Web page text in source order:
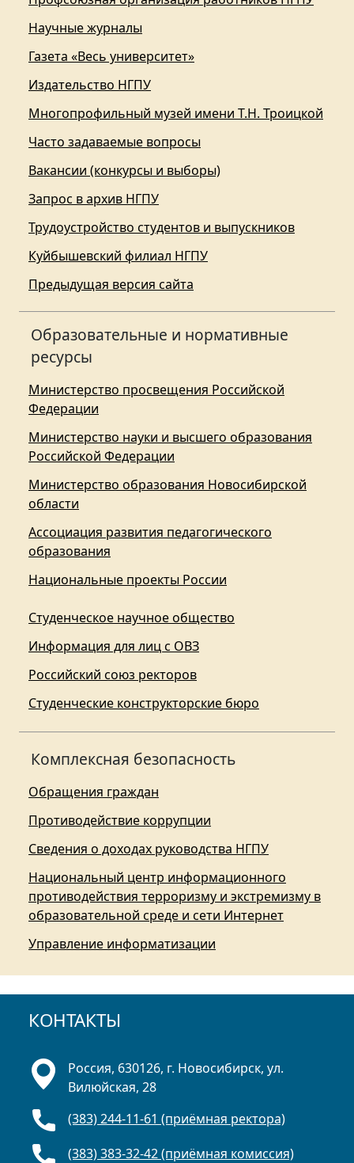
Научные журналы
Газета «Весь университет»
Издательство НГПУ
Многопрофильный музей имени Т.Н. Троицкой
Часто задаваемые вопросы
Вакансии (конкурсы и выборы)
Запрос в архив НГПУ
Трудоустройство студентов и выпускников
Куйбышевский филиал НГПУ
Предыдущая версия сайта
Образовательные и нормативные
ресурсы
Министерство просвещения Российской
Федерации
Министерство науки и высшего образования
Российской Федерации
Министерство образования Новосибирской
области
Ассоциация развития педагогического
образования
Национальные проекты России
Студенческое научное общество
Информация для лиц с ОВЗ
Российский союз ректоров
Студенческие конструкторские бюро
Комплексная безопасность
Обращения граждан
Противодействие коррупции
Сведения о доходах руководства НГПУ
Национальный центр информационного
противодействия терроризму и экстремизму в
образовательной среде и сети Интернет
Управление информатизации
КОНТАКТЫ
Россия, 630126, г. Новосибирск, ул.
Вилюйская, 28
(383) 244-11-61 (приёмная ректора)
(383) 383-32-42 (приёмная комиссия)